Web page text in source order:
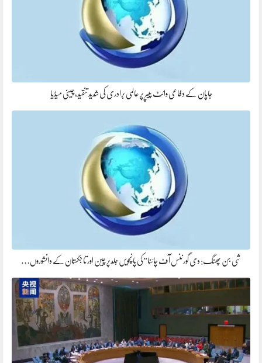
جاپان کے دفاعی وائٹ پیپر پر عالمی برادری کی شدید تنقید، چینی میڈیا
شی جن پھنگ: دی گورننس آف چائنا”کی پانچویں جلدپر چین اور تاجکستان کے دانشوروں…